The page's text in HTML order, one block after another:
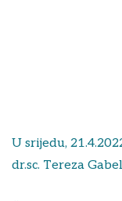
U srijedu,
dr.sc. Tereza